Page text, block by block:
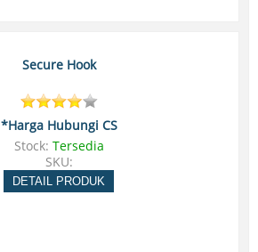
Secure Hook
*Harga Hubungi CS
Stock: Tersedia
SKU:
DETAIL PRODUK